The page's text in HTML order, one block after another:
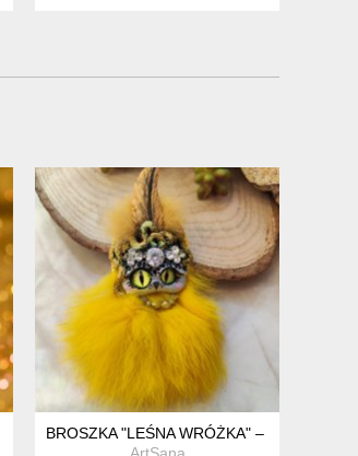
BROSZKA "LEŚNA WRÓŻKA" – RĘCZNIE
ArtSana